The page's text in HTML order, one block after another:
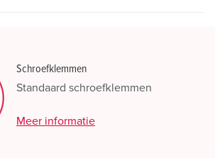
Schroefklemmen
Standaard schroefklemmen
Meer informatie